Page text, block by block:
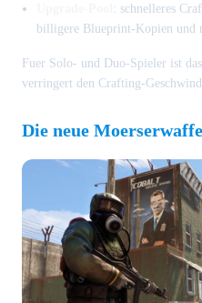
: schnelleres
billigere Blueprint-Kopien und
Fuer Solo- und Duo-Spieler ist
verringert den Crafting-
Die neue Moerserwaffe